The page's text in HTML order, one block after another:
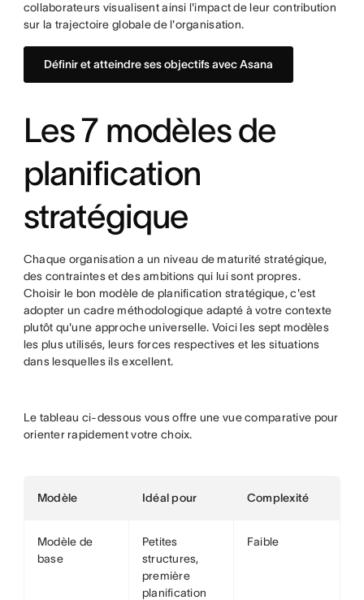
collaborateurs visualisent ainsi l'impact de leur contribution
sur la trajectoire globale de l'organisation.
Définir et atteindre ses objectifs avec Asana
Les 7 modèles de
planification
stratégique
Chaque organisation a un niveau de maturité stratégique,
des contraintes et des ambitions qui lui sont propres.
Choisir le bon modèle de planification stratégique, c'est
adopter un cadre méthodologique adapté à votre contexte
plutôt qu'une approche universelle. Voici les sept modèles
les plus utilisés, leurs forces respectives et les situations
dans lesquelles ils excellent.
Le tableau ci-dessous vous offre une vue comparative pour
orienter rapidement votre choix.
Modèle Idéal pour Complexité
Modèle de
base
Petites
structures,
première
planification
Faible